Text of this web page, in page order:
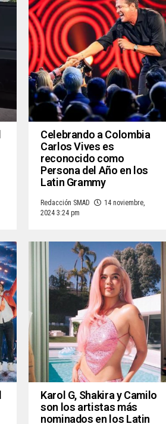
Celebrando a Colombia
Carlos Vives es
reconocido como
Persona del Año en los
Latin Grammy
Redacción SMAD
14 noviembre,
2024 3:24 pm
Karol G, Shakira y Camilo
son los artistas más
nominados en los Latin